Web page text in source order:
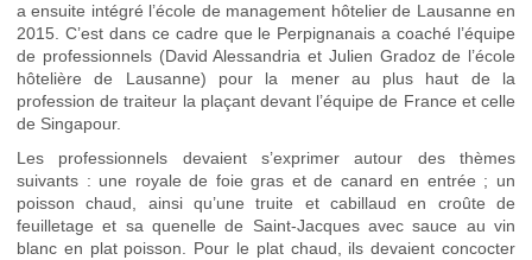
a ensuite intégré l’école de management hôtelier de Lausanne en
2015. C’est dans ce cadre que le Perpignanais a coaché l’équipe
de professionnels (David Alessandria et Julien Gradoz de l’école
hôtelière de Lausanne) pour la mener au plus haut de la
profession de traiteur la plaçant devant l’équipe de France et celle
de Singapour.
Les professionnels devaient s’exprimer autour des thèmes
suivants : une royale de foie gras et de canard en entrée ; un
poisson chaud, ainsi qu’une truite et cabillaud en croûte de
feuilletage et sa quenelle de Saint-Jacques avec sauce au vin
blanc en plat poisson. Pour le plat chaud, ils devaient concocter